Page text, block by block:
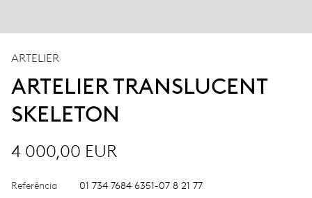
ARTELIER
ARTELIER TRANSLUCENT
SKELETON
4 000,00 EUR
Referência 01 734 7684 6351-07 8 21 77